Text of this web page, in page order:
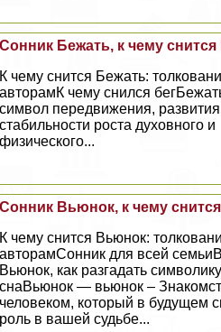
Сонник Бежать, к чему
К чему снится Бежать:
авторамК чему снился
символ передвижения,
стабильности роста духовного и
физического...
Сонник Вьюнок, к чему
К чему снится Вьюнок:
авторамСонник для всей
Вьюнок, как разгадать символику
снаВьюнок — вьюнок –
человеком, который в будущем
роль в вашей судьбе...